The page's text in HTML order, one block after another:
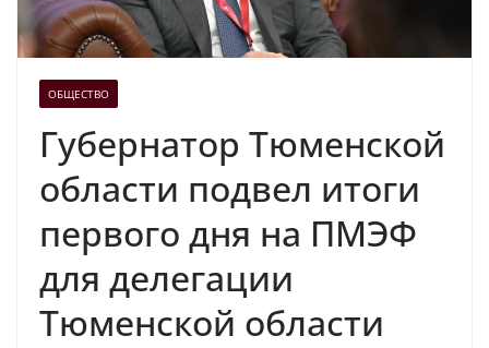
ОБЩЕСТВО
Губернатор Тюменской
области подвел итоги
первого дня на ПМЭФ
для делегации
Тюменской области